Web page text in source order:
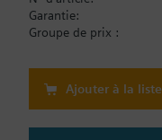
Garantie:
Groupe de prix :
Ajouter à la liste